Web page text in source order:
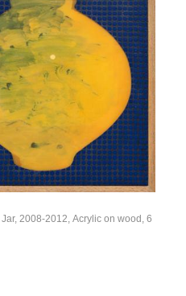
2008-2012, Acrylic on wood, 6